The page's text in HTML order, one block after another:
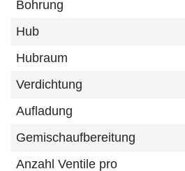
Bohrung
Hub
Hubraum
Verdichtung
Aufladung
Gemischaufbereitung
Anzahl Ventile pro